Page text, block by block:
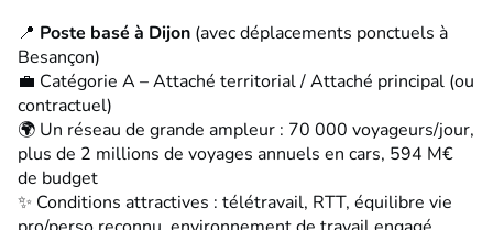
📍 Poste basé à Dijon (avec déplacements ponctuels à
Besançon)
💼 Catégorie A – Attaché territorial / Attaché principal (ou
contractuel)
🌍 Un réseau de grande ampleur : 70 000 voyageurs/jour,
plus de 2 millions de voyages annuels en cars, 594 M€
de budget
✨ Conditions attractives : télétravail, RTT, équilibre vie